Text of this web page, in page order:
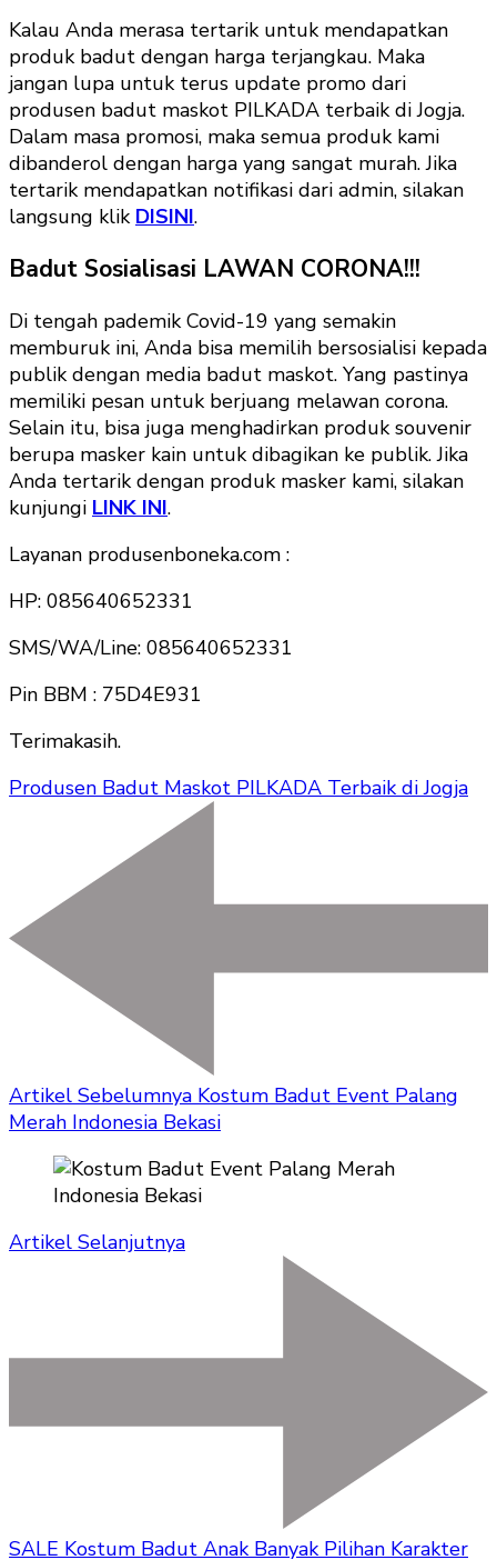
Kalau Anda merasa tertarik untuk mendapatkan
produk badut dengan harga terjangkau. Maka
jangan lupa untuk terus update promo dari
produsen badut maskot PILKADA terbaik di Jogja.
Dalam masa promosi, maka semua produk kami
dibanderol dengan harga yang sangat murah. Jika
tertarik mendapatkan notifikasi dari admin, silakan
langsung klik DISINI.
Badut Sosialisasi LAWAN CORONA!!!
Di tengah pademik Covid-19 yang semakin
memburuk ini, Anda bisa memilih bersosialisi kepada
publik dengan media badut maskot. Yang pastinya
memiliki pesan untuk berjuang melawan corona.
Selain itu, bisa juga menghadirkan produk souvenir
berupa masker kain untuk dibagikan ke publik. Jika
Anda tertarik dengan produk masker kami, silakan
kunjungi LINK INI.
Layanan produsenboneka.com :
HP: 085640652331
SMS/WA/Line: 085640652331
Pin BBM : 75D4E931
Terimakasih.
Produsen Badut Maskot PILKADA Terbaik di Jogja
Artikel Sebelumnya Kostum Badut Event Palang
Merah Indonesia Bekasi
Artikel Selanjutnya
SALE Kostum Badut Anak Banyak Pilihan Karakter